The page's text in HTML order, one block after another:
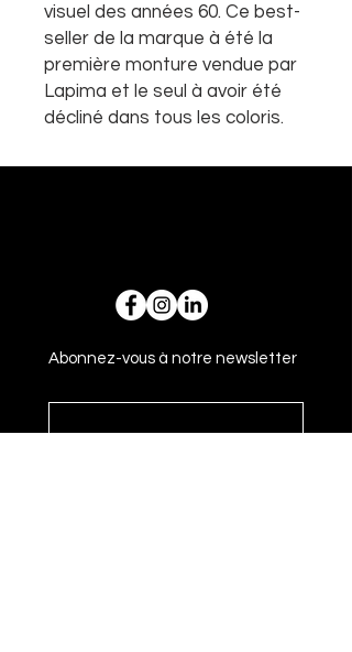
visuel des années 60. Ce best-
seller de la marque à été la
première monture vendue par
Lapima et le seul à avoir été
décliné dans tous les coloris.
Abonnez-vous à notre newsletter